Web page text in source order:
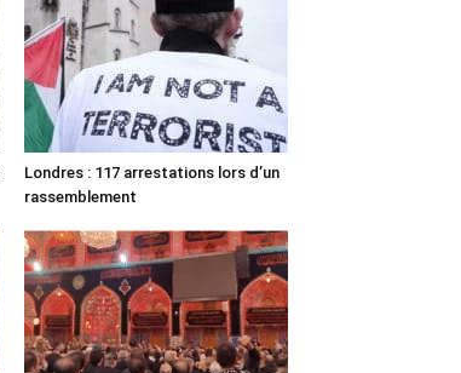
Londres : 117 arrestations lors d’un
rassemblement